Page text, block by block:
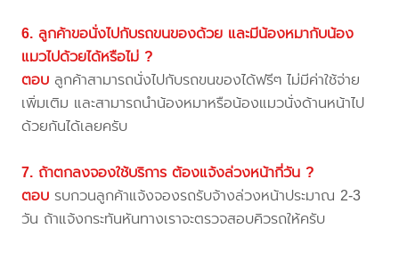
6. ลูกค้าขอนั่งไปกับรถขนของด้วย และมีน้องหมากับน้อง
แมวไปด้วยได้หรือไม่ ?
ตอบ ลูกค้าสามารถนั่งไปกับรถขนของได้ฟรีๆ ไม่มีค่าใช้จ่าย
เพิ่มเติม และสามารถนำน้องหมาหรือน้องแมวนั่งด้านหน้าไป
ด้วยกันได้เลยครับ
7. ถ้าตกลงจองใช้บริการ ต้องแจ้งล่วงหน้ากี่วัน ?
ตอบ รบกวนลูกค้าแจ้งจองรถรับจ้างล่วงหน้าประมาณ 2-3
วัน ถ้าแจ้งกระทันหันทางเราจะตรวจสอบคิวรถให้ครับ